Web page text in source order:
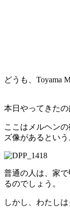
どうも、Toyama
本日やってきたの
ここはメルヘン
ズ像があるという
普通の人は、家
るのでしょう。
しかし、わたし